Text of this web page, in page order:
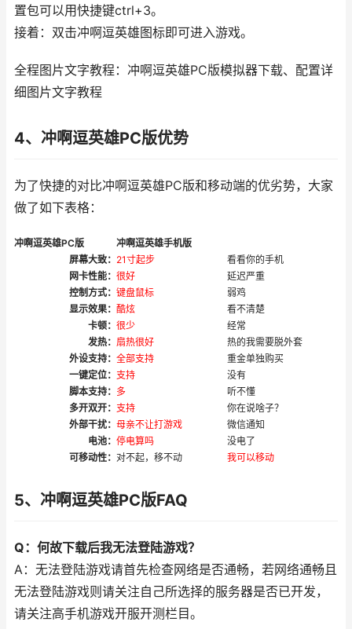
置包可以用快捷键ctrl+3。
接着：双击冲啊逗英雄图标即可进入游戏。
全程图片文字教程：冲啊逗英雄PC版模拟器下载、配置详
细图片文字教程
4、冲啊逗英雄PC版优势
为了快捷的对比冲啊逗英雄PC版和移动端的优劣势，大家
做了如下表格：
冲啊逗英雄PC版
冲啊逗英雄手机版
屏幕大致： 21寸起步
看看你的手机
网卡性能： 很好
延迟严重
控制方式： 键盘鼠标
弱鸡
显示效果： 酷炫
看不清楚
卡顿： 很少
经常
发热： 扇热很好
热的我需要脱外套
外设支持： 全部支持
重金单独购买
一键定位： 支持
没有
脚本支持： 多
听不懂
多开双开： 支持
你在说啥子？
外部干扰： 母亲不让打游戏
微信通知
电池： 停电算吗
没电了
可移动性： 对不起，移不动 我可以移动
5、冲啊逗英雄PC版FAQ
Q：何故下载后我无法登陆游戏？
A：无法登陆游戏请首先检查网络是否通畅，若网络通畅且
无法登陆游戏则请关注自己所选择的服务器是否已开发，
请关注高手机游戏开服开测栏目。